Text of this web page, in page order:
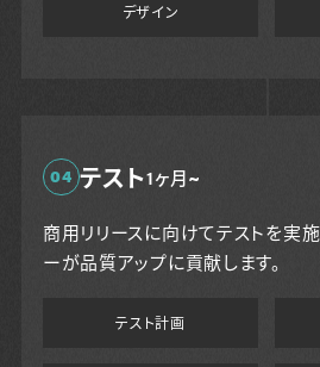
デザイン
04 テスト1ヶ月~
商用リリースに向けてテストを実
ーが品質アップに貢献します。
テスト計画